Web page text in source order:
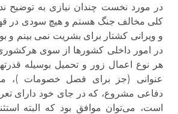
در مورد نخست چندان نیازی به توضیح
کلی مخالف جنگ هستم و هیچ سودی در
و ویرانی کشتار برای بشریت نمی بینم و
در امور داخلی کشورها از سوی
هر نوع اعمال زور و تحمیل بوسیله
عنوانی (جز برای فصل خصومات )،
دفاعی مشروع، که در جای خود دارای
است، می‌توان موافق بود که البته